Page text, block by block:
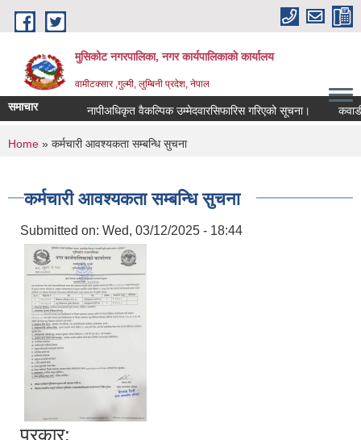
Skip to main content
मुसिकोट नगरपालिका, नगर कार्यपालिकाकाे कार्यालय
वामीटक्सार ,गुल्मी, लुम्बिनी प्रदेश, नेपाल
समाचार नापीअधिकृत वैकल्पिक उम्मेदवारसिफारिस गरिएको सूचना। कवाडी
You are here
Home » कर्मचारी आवश्यकता सम्बन्धि सुचना
कर्मचारी आवश्यकता सम्बन्धि सुचना
Submitted on: Wed, 03/12/2025 - 18:44
प्रकार: